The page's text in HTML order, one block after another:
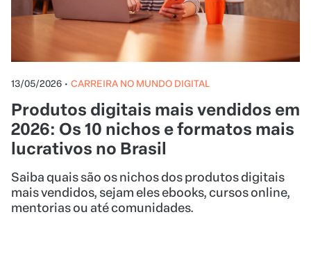
13/05/2026 • CARREIRA NO MUNDO DIGITAL
Produtos digitais mais vendidos em
2026: Os 10 nichos e formatos mais
lucrativos no Brasil
Saiba quais são os nichos dos produtos digitais
mais vendidos, sejam eles ebooks, cursos online,
mentorias ou até comunidades.